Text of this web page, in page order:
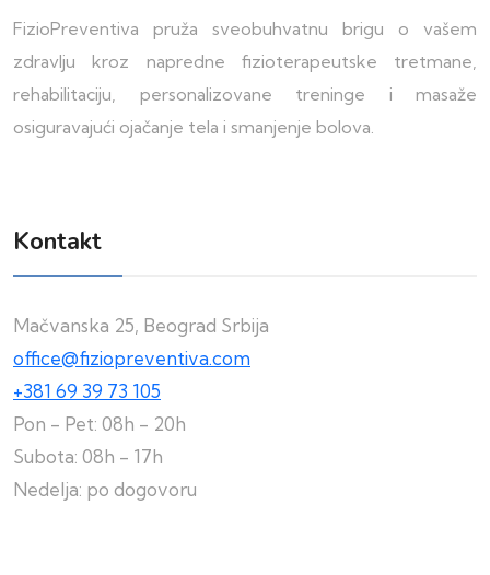
FizioPreventiva pruža sveobuhvatnu brigu o vašem
zdravlju kroz napredne fizioterapeutske tretmane,
rehabilitaciju, personalizovane treninge i masaže
osiguravajući ojačanje tela i smanjenje bolova.
Kontakt
Mačvanska 25, Beograd Srbija
office@fiziopreventiva.com
+381 69 39 73 105
Pon - Pet: 08h - 20h
Subota: 08h - 17h
Nedelja: po dogovoru